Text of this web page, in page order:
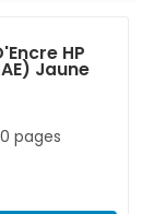
HP
Jaune
pages